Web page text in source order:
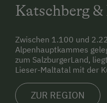
Katschberg
Zwischen 1.100 und
Alpenhauptkammes
zum SalzburgerLand,
Lieser-Maltatal mit der
ZUR REGION